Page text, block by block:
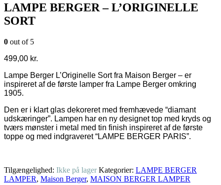
LAMPE BERGER – L’ORIGINELLE
SORT
0 out of 5
499,00 kr.
Lampe Berger L’Originelle Sort fra Maison Berger – er
inspireret af de første lamper fra Lampe Berger omkring
1905.
Den er i klart glas dekoreret med fremhævede “diamant
udskæringer”. Lampen har en ny designet top med kryds og
tværs mønster i metal med tin finish inspireret af de første
toppe og med indgraveret “LAMPE BERGER PARIS”.
Tilgængelighed: Ikke på lager Kategorier: LAMPE BERGER
LAMPER, Maison Berger, MAISON BERGER LAMPER